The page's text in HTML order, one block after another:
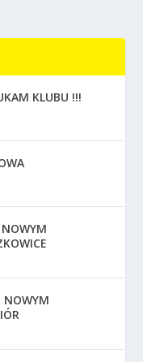
KLUBU !!!
NOWYM
NOWYM